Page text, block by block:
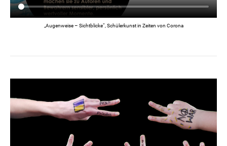
„Augenweise – Sichtblicke“, Schülerkunst in Zeiten von Corona